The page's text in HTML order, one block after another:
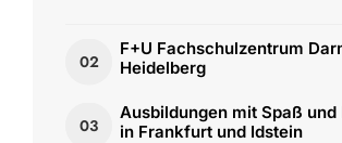
02
F+U Fachschulzentrum
Heidelberg
03
Ausbildungen mit Spaß
in Frankfurt und Idstein